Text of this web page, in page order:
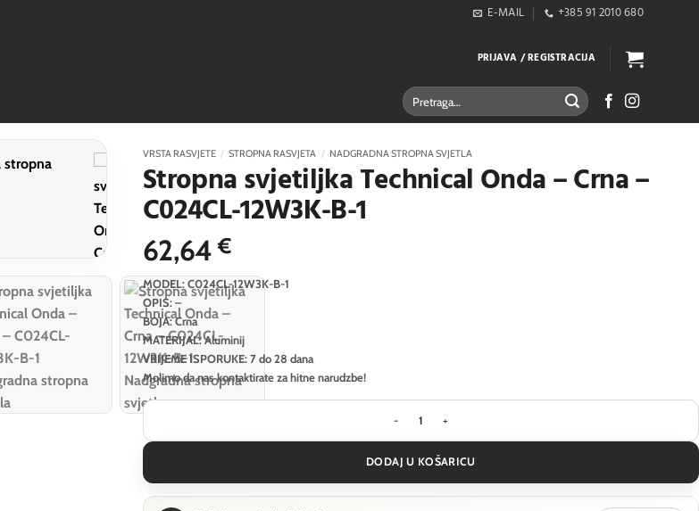
E-MAIL +385 91 2010 680
PRIJAVA / REGISTRACIJA
Pretraži:
VRSTA RASVJETE / STROPNA RASVJETA / NADGRADNA STROPNA SVJETLA
Stropna svjetiljka Technical Onda – Crna –
C024CL-12W3K-B-1
62,64€
MODEL: C024CL-12W3K-B-1
OPIS: –
BOJA: Crna
MATERIJAL: Aluminij
VRIJEME ISPORUKE: 7 do 28 dana
Molimo da nas kontaktirate za hitne narudzbe!
Stropna svjetiljka Technical Onda - Crna -
DODAJ U KOŠARICU